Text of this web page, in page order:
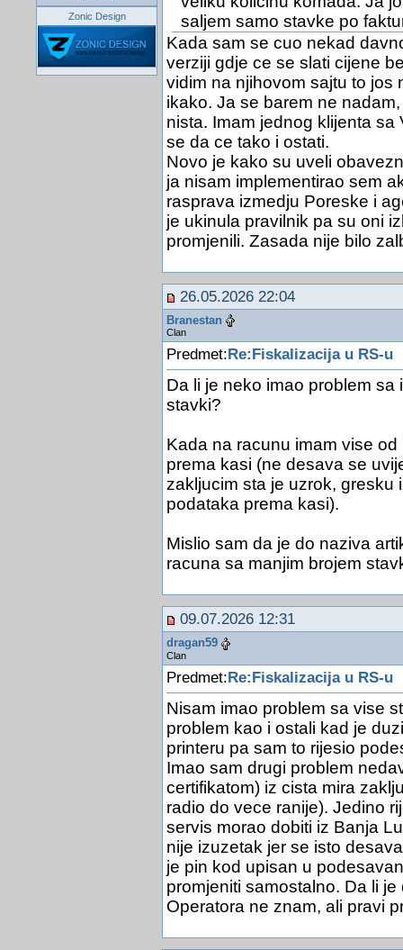
Zonic Design
saljem samo stavke po
Kada sam se cuo nekad
verziji gdje ce se slati cijene
vidim na njihovom sajtu to jos
ikako. Ja se barem ne
nista. Imam jednog klijenta
se da ce tako i ostati.
Novo je kako su uveli
ja nisam implementirao sem
rasprava izmedju Poreske i
je ukinula pravilnik pa su oni
promjenili. Zasada nije bilo
26.05.2026 22:04
Branestan
Clan
Predmet: Re:Fiskalizacija u RS-u
Da li je neko imao problem
stavki?
Kada na racunu imam vise
prema kasi (ne desava se
zakljucim sta je uzrok, gresku
podataka prema kasi).
Mislio sam da je do naziva
racuna sa manjim brojem
09.07.2026 12:31
dragan59
Clan
Predmet:Re:Fiskalizacija u RS-u
Nisam imao problem sa vise
problem kao i ostali kad je
printeru pa sam to rijesio
Imao sam drugi problem
certifikatom) iz cista mira
radio do vece ranije). Jedino
servis morao dobiti iz Banja
nije izuzetak jer se isto
je pin kod upisan u
promjeniti samostalno. Da li
Operatora ne znam, ali pravi